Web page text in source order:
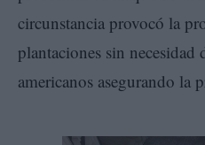
circunstancia provocó la
plantaciones sin necesidad
americanos asegurando la